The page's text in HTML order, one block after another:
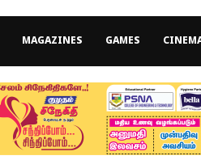
MAGAZINES GAMES